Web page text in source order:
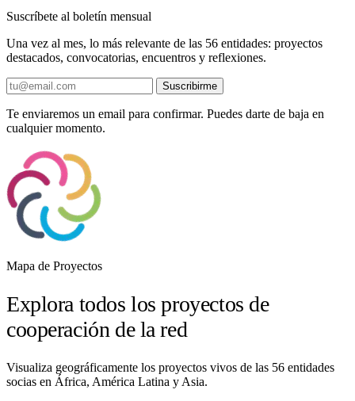
Suscríbete al boletín mensual
Una vez al mes, lo más relevante de las 56 entidades: proyectos
destacados, convocatorias, encuentros y reflexiones.
Suscribirme
Te enviaremos un email para confirmar. Puedes darte de baja en
cualquier momento.
Mapa de Proyectos
Explora todos los proyectos de
cooperación de la red
Visualiza geográficamente los proyectos vivos de las 56 entidades
socias en África, América Latina y Asia.